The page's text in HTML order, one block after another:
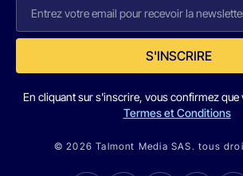
S'INSCRIRE
En cliquant sur s'inscrire, vous confirmez que
Termes et Conditions
© 2026 Talmont Media SAS. tous